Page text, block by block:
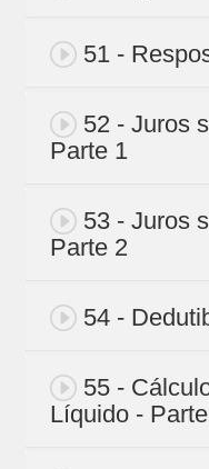
51 -
52 - Juros
Parte 1
53 - Juros
Parte 2
54 -
55 -
Líquido -